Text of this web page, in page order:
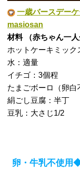
一歳バースデー
masiosan
材料 （赤ちゃん一人
ホットケーキミック
水：適量
イチゴ：3個程
たまごボーロ（卵
絹ごし豆腐：半丁
豆乳：大さじ1/2
卵・牛乳不使用